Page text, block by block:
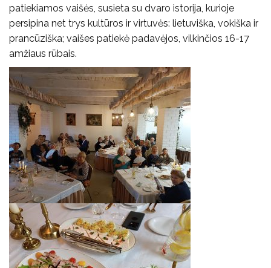
patiekiamos vaišės, susieta su dvaro istorija, kurioje
persipina net trys kultūros ir virtuvės: lietuviška, vokiška ir
prancūziška; vaišes patiekė padavėjos, vilkinčios 16-17
amžiaus rūbais.